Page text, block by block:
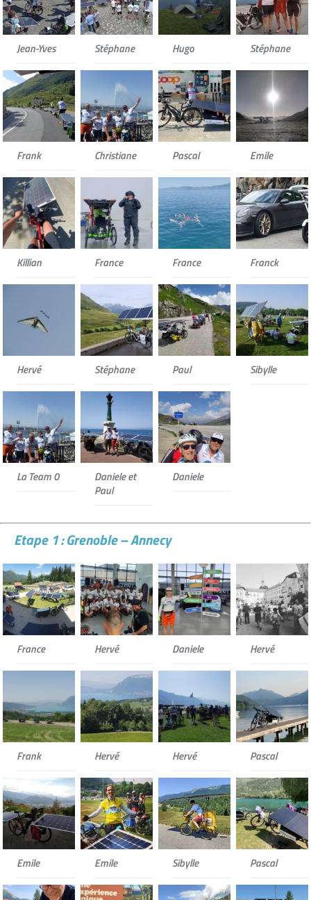
Jean-Yves Stéphane Hugo Stéphane
Frank Christiane Pascal Emile
Killian France France Franck
Hervé Stéphane Paul Sibylle
La Team 0
Daniele et
Paul
Daniele
Etape 1 : Grenoble – Annecy
France Hervé Daniele Hervé
Frank Hervé Hervé Pascal
Emile Emile Sibylle Pascal